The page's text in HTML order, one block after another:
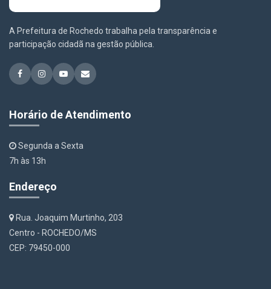
A Prefeitura de Rochedo trabalha pela transparência e
participação cidadã na gestão pública.
Horário de Atendimento
Segunda a Sexta
7h às 13h
Endereço
Rua. Joaquim Murtinho, 203
Centro - ROCHEDO/MS
CEP: 79450-000